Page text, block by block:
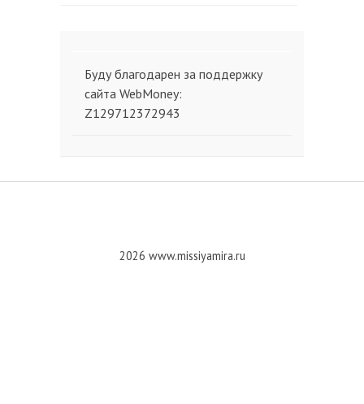
Буду благодарен за поддержку
сайта WebMoney:
Z129712372943
2026 www.missiyamira.ru